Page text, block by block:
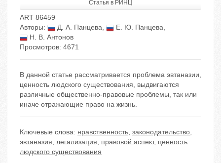
Статья в РИНЦ
ART 86459
Авторы:
Д. А. Панцева, Е. Ю. Панцева,
Н. В. Антонов
Просмотров: 4671
В данной статье рассматривается проблема эвтаназии,
ценность людского существования, выдвигаются
различные общественно-правовые проблемы, так или
иначе отражающие право на жизнь.
Ключевые слова: нравственность, законодательство,
эвтаназия, легализация, правовой аспект, ценность
людского существования